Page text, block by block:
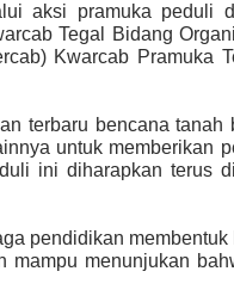
aksi pramuka peduli
Tegal Bidang
Kwarcab Pramuka
terbaru bencana tanah
untuk memberikan
ini diharapkan terus
pendidikan membentuk
mampu menunjukan